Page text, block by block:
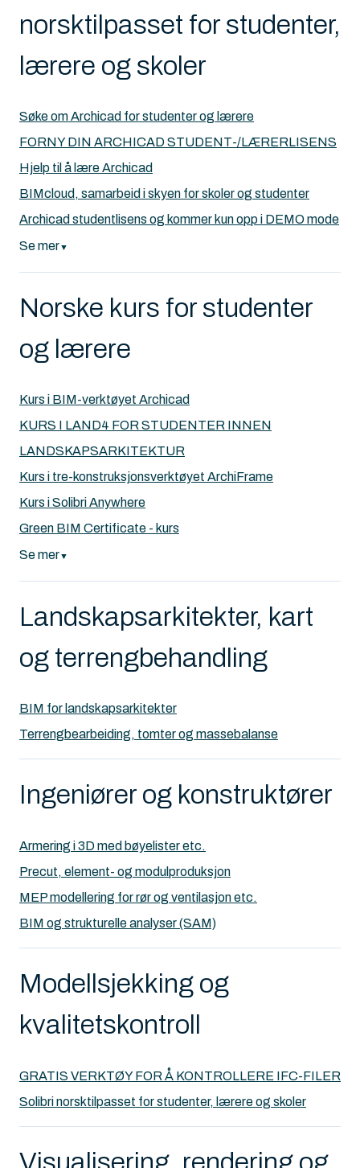
norsktilpasset for studenter,
lærere og skoler
Søke om Archicad for studenter og lærere
FORNY DIN ARCHICAD STUDENT-/LÆRERLISENS
Hjelp til å lære Archicad
BIMcloud, samarbeid i skyen for skoler og studenter
Archicad studentlisens og kommer kun opp i DEMO mode
Se mer▼
Norske kurs for studenter
og lærere
Kurs i BIM-verktøyet Archicad
KURS I LAND4 FOR STUDENTER INNEN
LANDSKAPSARKITEKTUR
Kurs i tre-konstruksjonsverktøyet ArchiFrame
Kurs i Solibri Anywhere
Green BIM Certificate - kurs
Se mer▼
Landskapsarkitekter, kart
og terrengbehandling
BIM for landskapsarkitekter
Terrengbearbeiding, tomter og massebalanse
Ingeniører og konstruktører
Armering i 3D med bøyelister etc.
Precut, element- og modulproduksjon
MEP modellering for rør og ventilasjon etc.
BIM og strukturelle analyser (SAM)
Modellsjekking og
kvalitetskontroll
GRATIS VERKTØY FOR Å KONTROLLERE IFC-FILER
Solibri norsktilpasset for studenter, lærere og skoler
Visualisering, rendering og